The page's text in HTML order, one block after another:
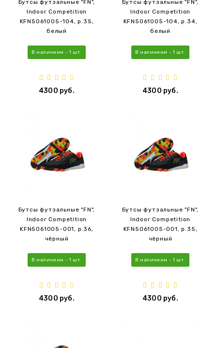
Бутсы футзальные "FN",
Indoor Competition
KFN5061005-104, р.35,
белый
В наличиии - 1 шт.
4300 руб.
Бутсы футзальные "FN",
Indoor Competition
KFN5061005-104, р.34,
белый
В наличиии - 1 шт.
4300 руб.
Бутсы футзальные "FN",
Indoor Competition
KFN5061005-001, р.36,
чёрный
В наличиии - 1 шт.
4300 руб.
Бутсы футзальные "FN",
Indoor Competition
KFN5061005-001, р.35,
чёрный
В наличиии - 1 шт.
4300 руб.